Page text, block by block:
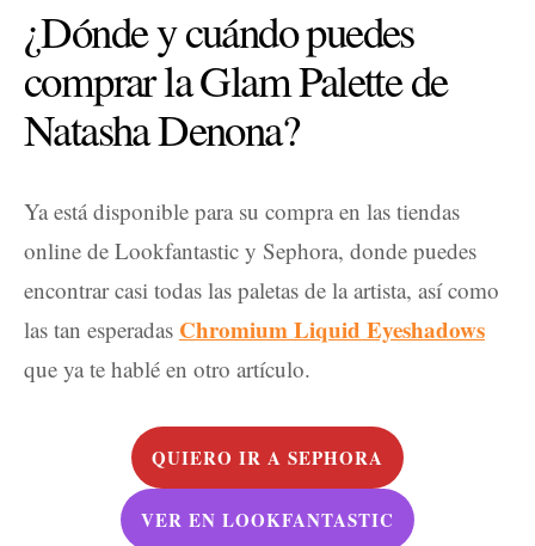
¿Dónde y cuándo puedes
comprar la Glam Palette de
Natasha Denona?
Ya está disponible para su compra en las tiendas
online de Lookfantastic y Sephora, donde puedes
encontrar casi todas las paletas de la artista, así como
las tan esperadas Chromium Liquid Eyeshadows
que ya te hablé en otro artículo.
QUIERO IR A SEPHORA
VER EN LOOKFANTASTIC